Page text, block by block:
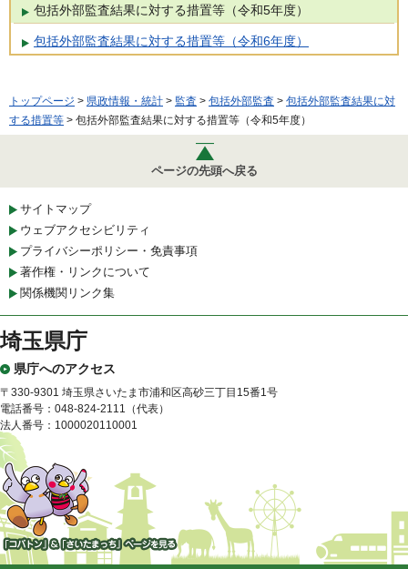
包括外部監査結果に対する措置等（令和5年度）
包括外部監査結果に対する措置等（令和6年度）
トップページ > 県政情報・統計 > 監査 > 包括外部監査 > 包括外部監査結果に対
する措置等 > 包括外部監査結果に対する措置等（令和5年度）
ページの先頭へ戻る
サイトマップ
ウェブアクセシビリティ
プライバシーポリシー・免責事項
著作権・リンクについて
関係機関リンク集
埼玉県庁
県庁へのアクセス
〒330-9301 埼玉県さいたま市浦和区高砂三丁目15番1号
電話番号：048-824-2111（代表）
法人番号：1000020110001
「コバトン」&「さいたまっ